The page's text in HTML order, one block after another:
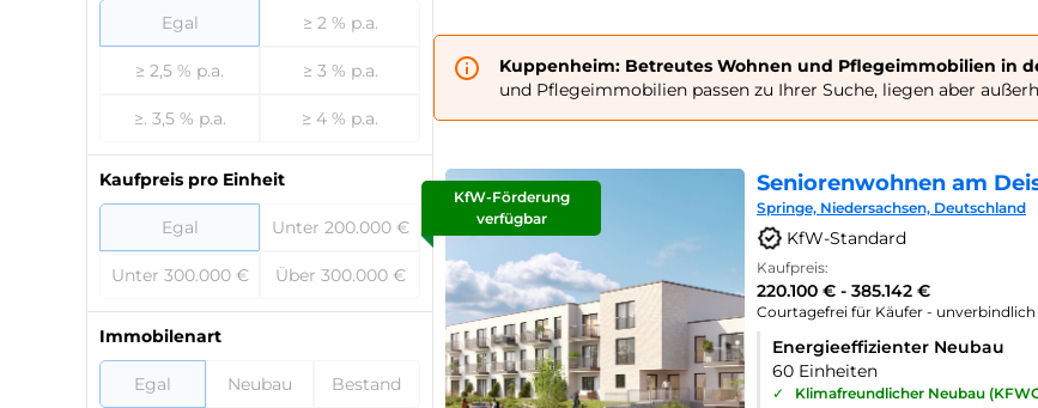
Egal ≥ 2 % p.a.
≥ 2,5 % p.a. ≥ 3 % p.a.
≥. 3,5 % p.a. ≥ 4 % p.a.
Kaufpreis pro Einheit
Egal Unter 200.000 €
Unter 300.000 € Über 300.000 €
Immobilenart
Egal Neubau Bestand
Kuppenheim: Betreutes Wohnen und Pflegeimmobilien in
und Pflegeimmobilien passen zu Ihrer Suche, liegen aber
KfW-Förderung
verfügbar
Seniorenwohnen am
Springe, Niedersachsen, Deutschland
KfW-Standard
Kaufpreis:
220.100 € - 385.142 €
Courtagefrei für Käufer - unverbindlich
Energieeffizienter Neubau
60 Einheiten
✓
Klimafreundlicher Neubau